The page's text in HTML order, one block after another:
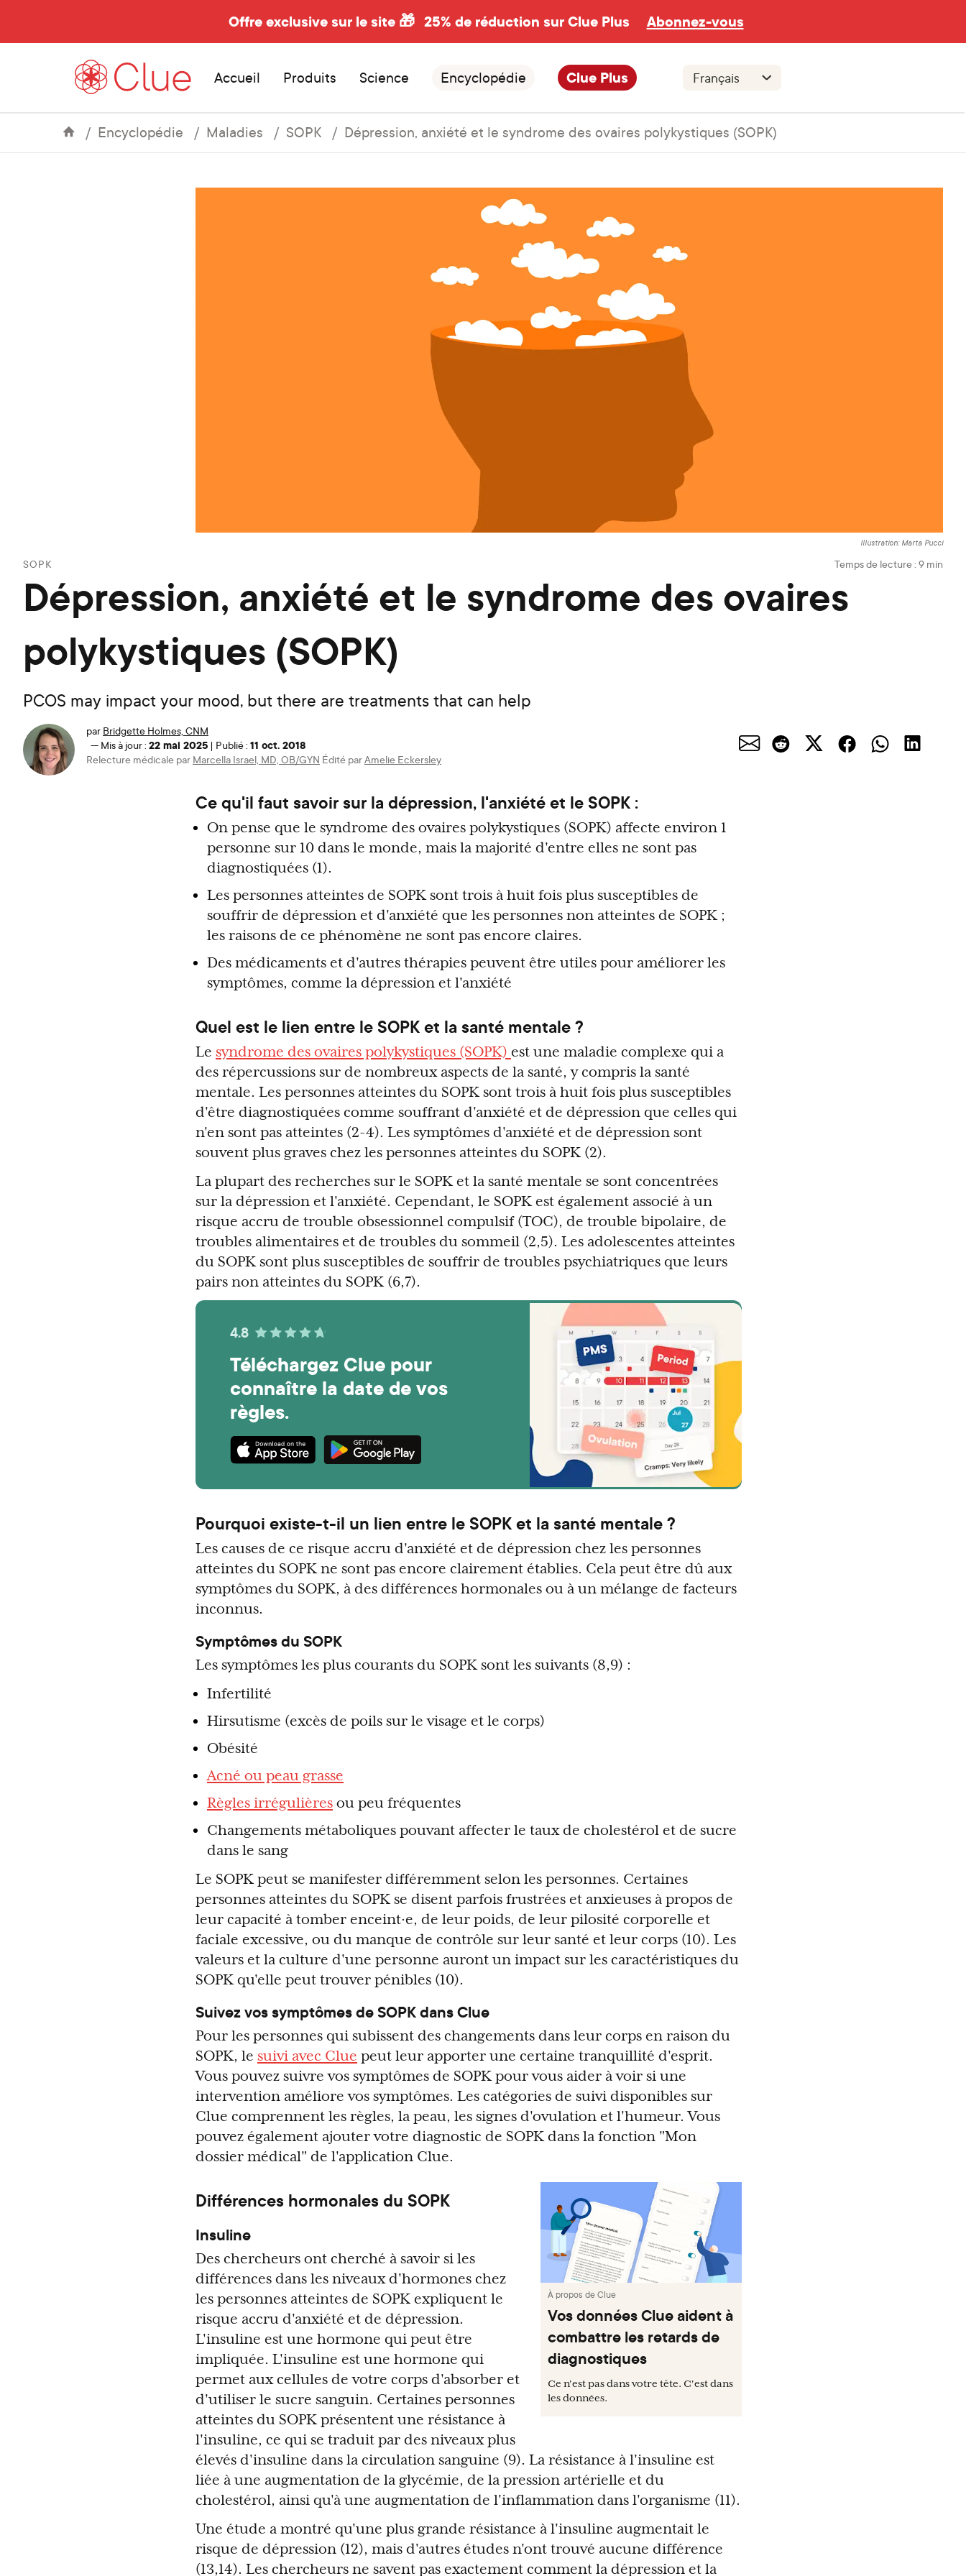
Offre exclusive sur le site 🎁 25% de réduction sur Clue Plus Abonnez-vous
Accueil Produits Science Encyclopédie Clue Plus
Encyclopédie Maladies SOPK Dépression, anxiété et le syndrome des ovaires polykystiques (SOPK)
Illustration: Marta Pucci
SOPK Temps de lecture : 9 min
Dépression, anxiété et le syndrome des ovaires
polykystiques (SOPK)
PCOS may impact your mood, but there are treatments that can help
par Bridgette Holmes, CNM
— Mis à jour : 22 mai 2025 | Publié : 11 oct. 2018
Relecture médicale par Marcella Israel, MD, OB/GYN Édité parAmelie Eckersley
Ce qu'il faut savoir sur la dépression, l'anxiété et le SOPK :
On pense que le syndrome des ovaires polykystiques (SOPK) affecte environ 1
personne sur 10 dans le monde, mais la majorité d'entre elles ne sont pas
diagnostiquées (1).
Les personnes atteintes de SOPK sont trois à huit fois plus susceptibles de
souffrir de dépression et d'anxiété que les personnes non atteintes de SOPK ;
les raisons de ce phénomène ne sont pas encore claires.
Des médicaments et d'autres thérapies peuvent être utiles pour améliorer les
symptômes, comme la dépression et l'anxiété
Quel est le lien entre le SOPK et la santé mentale ?
Le syndrome des ovaires polykystiques (SOPK) est une maladie complexe qui a
des répercussions sur de nombreux aspects de la santé, y compris la santé
mentale. Les personnes atteintes du SOPK sont trois à huit fois plus susceptibles
d'être diagnostiquées comme souffrant d'anxiété et de dépression que celles qui
n'en sont pas atteintes (2-4). Les symptômes d'anxiété et de dépression sont
souvent plus graves chez les personnes atteintes du SOPK (2).
La plupart des recherches sur le SOPK et la santé mentale se sont concentrées
sur la dépression et l'anxiété. Cependant, le SOPK est également associé à un
risque accru de trouble obsessionnel compulsif (TOC), de trouble bipolaire, de
troubles alimentaires et de troubles du sommeil (2,5). Les adolescentes atteintes
du SOPK sont plus susceptibles de souffrir de troubles psychiatriques que leurs
pairs non atteintes du SOPK (6,7).
4.8
Téléchargez Clue pour
connaître la date de vos
règles.
Pourquoi existe-t-il un lien entre le SOPK et la santé mentale ?
Les causes de ce risque accru d'anxiété et de dépression chez les personnes
atteintes du SOPK ne sont pas encore clairement établies. Cela peut être dû aux
symptômes du SOPK, à des différences hormonales ou à un mélange de facteurs
inconnus.
Symptômes du SOPK
Les symptômes les plus courants du SOPK sont les suivants (8,9) :
Infertilité
Hirsutisme (excès de poils sur le visage et le corps)
Obésité
Acné ou peau grasse
Règles irrégulières ou peu fréquentes
Changements métaboliques pouvant affecter le taux de cholestérol et de sucre
dans le sang
Le SOPK peut se manifester différemment selon les personnes. Certaines
personnes atteintes du SOPK se disent parfois frustrées et anxieuses à propos de
leur capacité à tomber enceint·e, de leur poids, de leur pilosité corporelle et
faciale excessive, ou du manque de contrôle sur leur santé et leur corps (10). Les
valeurs et la culture d'une personne auront un impact sur les caractéristiques du
SOPK qu'elle peut trouver pénibles (10).
Suivez vos symptômes de SOPK dans Clue
Pour les personnes qui subissent des changements dans leur corps en raison du
SOPK, le suivi avec Clue peut leur apporter une certaine tranquillité d'esprit.
Vous pouvez suivre vos symptômes de SOPK pour vous aider à voir si une
intervention améliore vos symptômes. Les catégories de suivi disponibles sur
Clue comprennent les règles, la peau, les signes d'ovulation et l'humeur. Vous
pouvez également ajouter votre diagnostic de SOPK dans la fonction "Mon
dossier médical" de l'application Clue.
À propos de Clue
Vos données Clue aident à
combattre les retards de
diagnostiques
Ce n'est pas dans votre tête. C'est dans
les données.
Différences hormonales du SOPK
Insuline
Des chercheurs ont cherché à savoir si les
différences dans les niveaux d'hormones chez
les personnes atteintes de SOPK expliquent le
risque accru d'anxiété et de dépression.
L'insuline est une hormone qui peut être
impliquée. L'insuline est une hormone qui
permet aux cellules de votre corps d'absorber et
d'utiliser le sucre sanguin. Certaines personnes
atteintes du SOPK présentent une résistance à
l'insuline, ce qui se traduit par des niveaux plus
élevés d'insuline dans la circulation sanguine (9). La résistance à l'insuline est
liée à une augmentation de la glycémie, de la pression artérielle et du
cholestérol, ainsi qu'à une augmentation de l'inflammation dans l'organisme (11).
Une étude a montré qu'une plus grande résistance à l'insuline augmentait le
risque de dépression (12), mais d'autres études n'ont trouvé aucune différence
(13,14). Les chercheurs ne savent pas exactement comment la dépression et la